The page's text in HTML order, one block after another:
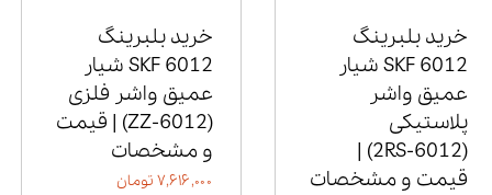
خرید بلبرینگ
6012 SKF شیار
عمیق واشر
پلاستیکی
(6012‑2RS) |
قیمت و مشخصات
خرید بلبرینگ
6012 SKF شیار
عمیق واشر فلزی
(6012‑ZZ) | قیمت
و مشخصات
۷,۶۱۶,۰۰۰ تومان